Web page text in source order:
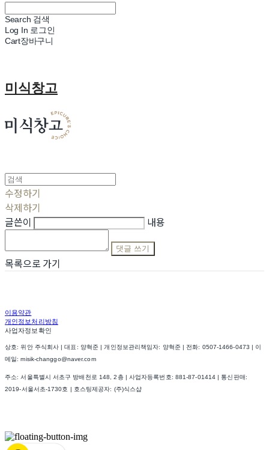
Search 검색
Log In 로그인
Cart장바구니
미식창고
수정하기
삭제하기
글쓴이
내용
댓글 쓰기
목록으로 가기
이용약관
개인정보처리방침
사업자정보확인
상호: 위안 주식회사 | 대표: 양혁준 | 개인정보관리책임자: 양혁준 | 전화: 0507-1466-0473 | 이
메일: misik-changgo@naver.com
주소: 서울특별시 서초구 방배천로 148, 2층 | 사업자등록번호: 881-87-01414 | 통신판매:
2019-서울서초-1730호
| 호스팅제공자: (주)식스샵